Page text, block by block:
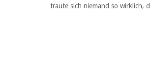
traute sich niemand so wirklich,